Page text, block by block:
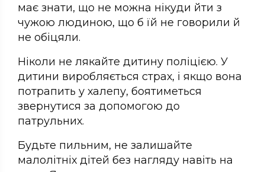
має знати, що не можна нікуди йти з
чужою людиною, що б їй не говорили й
не обіцяли.
Ніколи не лякайте дитину поліцією. У
дитини виробляється страх, і якщо вона
потрапить у халепу, боятиметься
звернутися за допомогою до
патрульних.
Будьте пильним, не залишайте
малолітніх дітей без нагляду навіть на